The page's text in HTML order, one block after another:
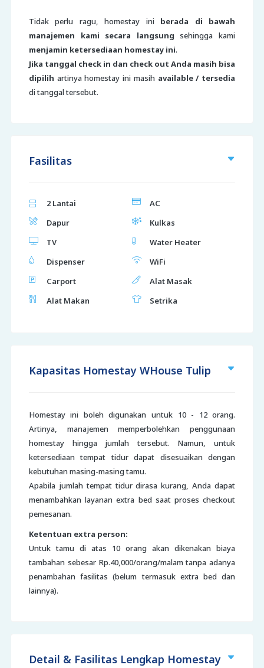
Tidak perlu ragu, homestay ini berada di bawah
manajemen kami secara langsung sehingga kami
menjamin ketersediaan homestay ini.
Jika tanggal check in dan check out Anda masih bisa
dipilih artinya homestay ini masih available / tersedia
di tanggal tersebut.
Fasilitas
2 Lantai
AC
Dapur
Kulkas
TV
Water Heater
Dispenser
WiFi
Carport
Alat Masak
Alat Makan
Setrika
Kapasitas Homestay WHouse Tulip
Homestay ini boleh digunakan untuk 10 - 12 orang.
Artinya, manajemen memperbolehkan penggunaan
homestay hingga jumlah tersebut. Namun, untuk
ketersediaan tempat tidur dapat disesuaikan dengan
kebutuhan masing-masing tamu.
Apabila jumlah tempat tidur dirasa kurang, Anda dapat
menambahkan layanan extra bed saat proses checkout
pemesanan.
Ketentuan extra person:
Untuk tamu di atas 10 orang akan dikenakan biaya
tambahan sebesar Rp.40,000/orang/malam tanpa adanya
penambahan fasilitas (belum termasuk extra bed dan
lainnya).
Detail & Fasilitas Lengkap Homestay